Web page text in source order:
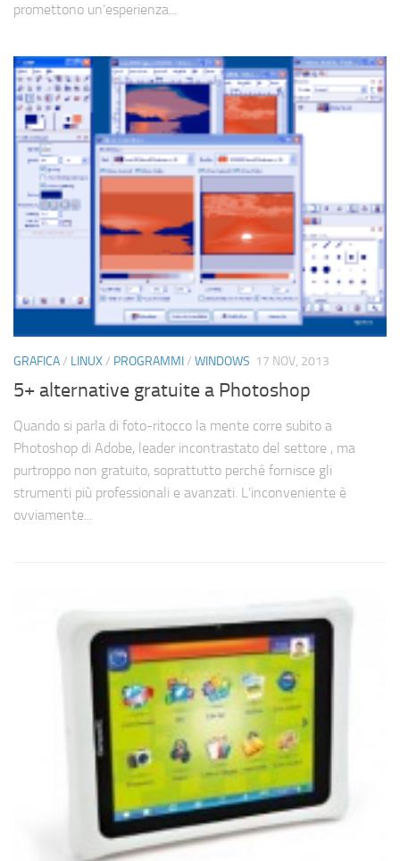
promettono un’esperienza...
GRAFICA/ LINUX/ PROGRAMMI/ WINDOWS 17 NOV, 2013
5+ alternative gratuite a Photoshop
Quando si parla di foto-ritocco la mente corre subito a
Photoshop di Adobe, leader incontrastato del settore , ma
purtroppo non gratuito, soprattutto perché fornisce gli
strumenti più professionali e avanzati. L’inconveniente è
ovviamente...